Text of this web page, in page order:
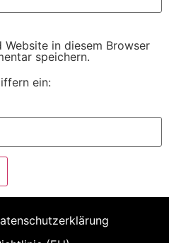
Website in diesem Browser
speichern.
ein: